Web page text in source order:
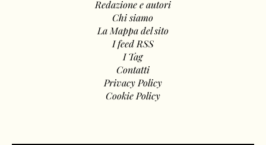
Redazione e autori
Chi siamo
La Mappa del sito
I feed RSS
I Tag
Contatti
Privacy Policy
Cookie Policy